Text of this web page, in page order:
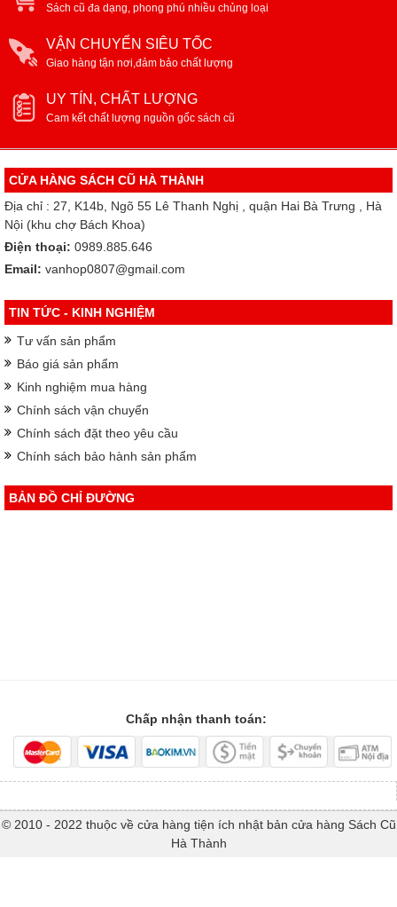
Sách cũ đa dạng, phong phú nhiều chủng loại
VẬN CHUYỂN SIÊU TỐC
Giao hàng tận nơi,đảm bảo chất lượng
UY TÍN, CHẤT LƯỢNG
Cam kết chất lượng nguồn gốc sách cũ
CỬA HÀNG SÁCH CŨ HÀ THÀNH
Địa chỉ : 27, K14b, Ngõ 55 Lê Thanh Nghị , quận Hai Bà Trưng , Hà
Nội (khu chợ Bách Khoa)
Điện thoại: 0989.885.646
Email: vanhop0807@gmail.com
TIN TỨC - KINH NGHIỆM
Tư vấn sản phẩm
Báo giá sản phẩm
Kinh nghiệm mua hàng
Chính sách vận chuyển
Chính sách đặt theo yêu cầu
Chính sách bảo hành sản phẩm
BẢN ĐỒ CHỈ ĐƯỜNG
Chấp nhận thanh toán:
© 2010 - 2022 thuộc về cửa hàng tiện ích nhật bản cửa hàng Sách Cũ
Hà Thành